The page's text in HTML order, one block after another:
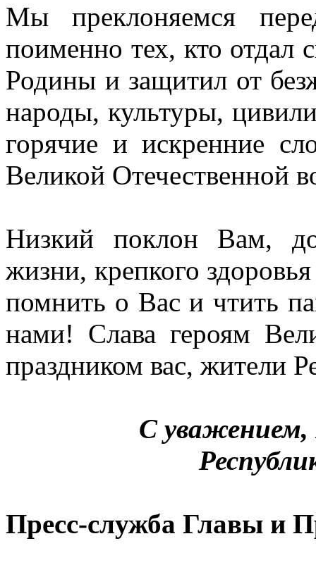
Мы преклоняемся
поименно тех, кто отдал
Родины и защитил от
народы, культуры,
горячие и искренние
Великой Отечественной
Низкий поклон Вам,
жизни, крепкого
помнить о Вас и чтить
нами! Слава героям
праздником вас, жители
С уважением,
Пресс-служба Главы и